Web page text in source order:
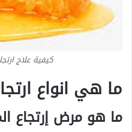
كيفية علاج
ما هي انواع
ما هو مرض إرتجاع